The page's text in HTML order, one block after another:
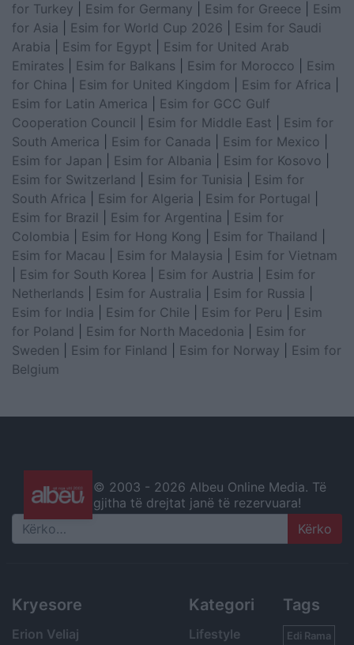
for Turkey
Esim for Germany Esim for Greece
Esim
for Asia
Esim for World Cup 2026
Esim for Saudi
Arabia
Esim for Egypt
Esim for United Arab
Emirates
Esim for Balkans Esim for Morocco
Esim
for China
Esim for United Kingdom Esim for Africa
Esim for Latin America
Esim for GCC Gulf
Cooperation Council
Esim for Middle East
Esim for
South America
Esim for Canada Esim for Mexico
Esim for Japan
Esim for Albania Esim for Kosovo
Esim for Switzerland
Esim for Tunisia
Esim for
South Africa
Esim for Algeria Esim for Portugal
Esim for Brazil
Esim for Argentina
Esim for
Colombia
Esim for Hong Kong Esim for Thailand
Esim for Macau
Esim for Malaysia
Esim for Vietnam
Esim for South Korea Esim for Austria
Esim for
Netherlands
Esim for Australia Esim for Russia
Esim for India
Esim for Chile Esim for Peru
Esim
for Poland
Esim for North Macedonia
Esim for
Sweden
Esim for Finland Esim for Norway
Esim for
Belgium
© 2003 - 2026 Albeu Online Media. Të
gjitha të drejtat janë të rezervuara!
Search
Kryesore
Erion Veliaj
Kategori
Lifestyle
Tags
Edi Rama